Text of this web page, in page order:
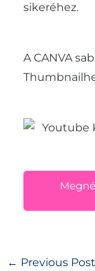
sikeréhez.
A CANVA
← Previous Post